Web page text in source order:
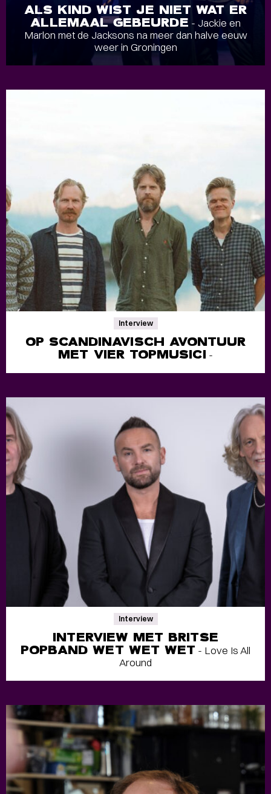
ALS KIND WIST JE NIET WAT ER
ALLEMAAL GEBEURDE - Jackie en
Marlon met de Jacksons na meer dan halve eeuw
weer in Groningen
Interview
OP SCANDINAVISCH AVONTUUR
MET VIER TOPMUSICI -
Interview
INTERVIEW MET BRITSE
POPBAND WET WET WET - Love Is All
Around